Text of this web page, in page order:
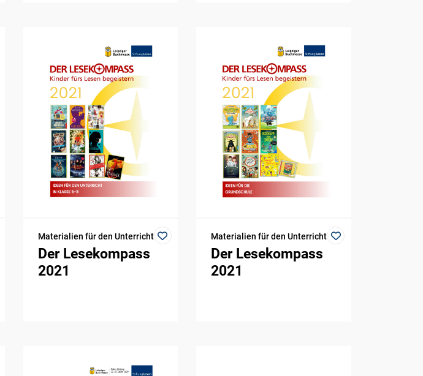
Materialien für den Unterricht
Der Lesekompass
2021
Materialien für den Unterricht
Der Lesekompass
2021